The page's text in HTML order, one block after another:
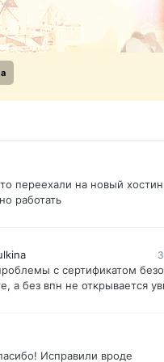
https://
@uristpassua
России без VPN сайт и
переехали на новый
работать
с сертификатом
а без впн не открывается
Исправили вроде